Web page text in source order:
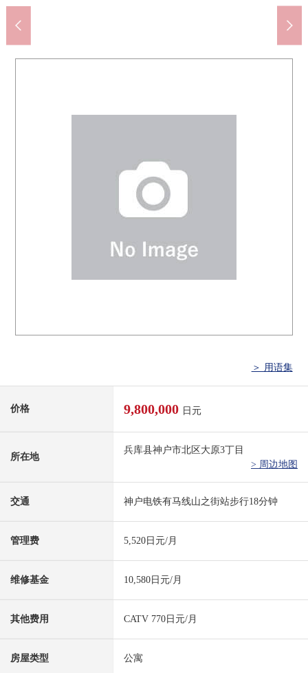
＞ 用语集
价格 9,800,000 日元
所在地
兵库县神户市北区大原3丁目
> 周边地图
交通 神户电铁有马线山之街站步行18分钟
管理费 5,520日元/月
维修基金 10,580日元/月
其他费用 CATV 770日元/月
房屋类型 公寓